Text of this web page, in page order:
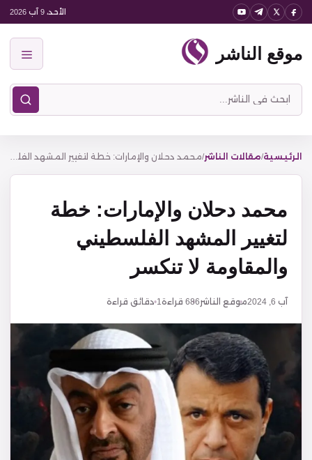
انتقل
المحتوى
الأحد، 9 آب 2026
موقع الناشر
ابحث
في
الناشر
الرئيسية/مقالات الناشر/ محمد دحلان والإمارات: خطة لتغيير المشهد الفلسطيني والمقاومة لا تنكسر
محمد دحلان والإمارات: خطة
لتغيير المشهد الفلسطيني
والمقاومة لا تنكسر
آب 6, 2024 موقع الناشر686 قراءة1 دقائق قراءة